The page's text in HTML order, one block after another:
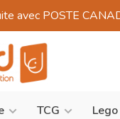
avec POSTE
TCG Lego